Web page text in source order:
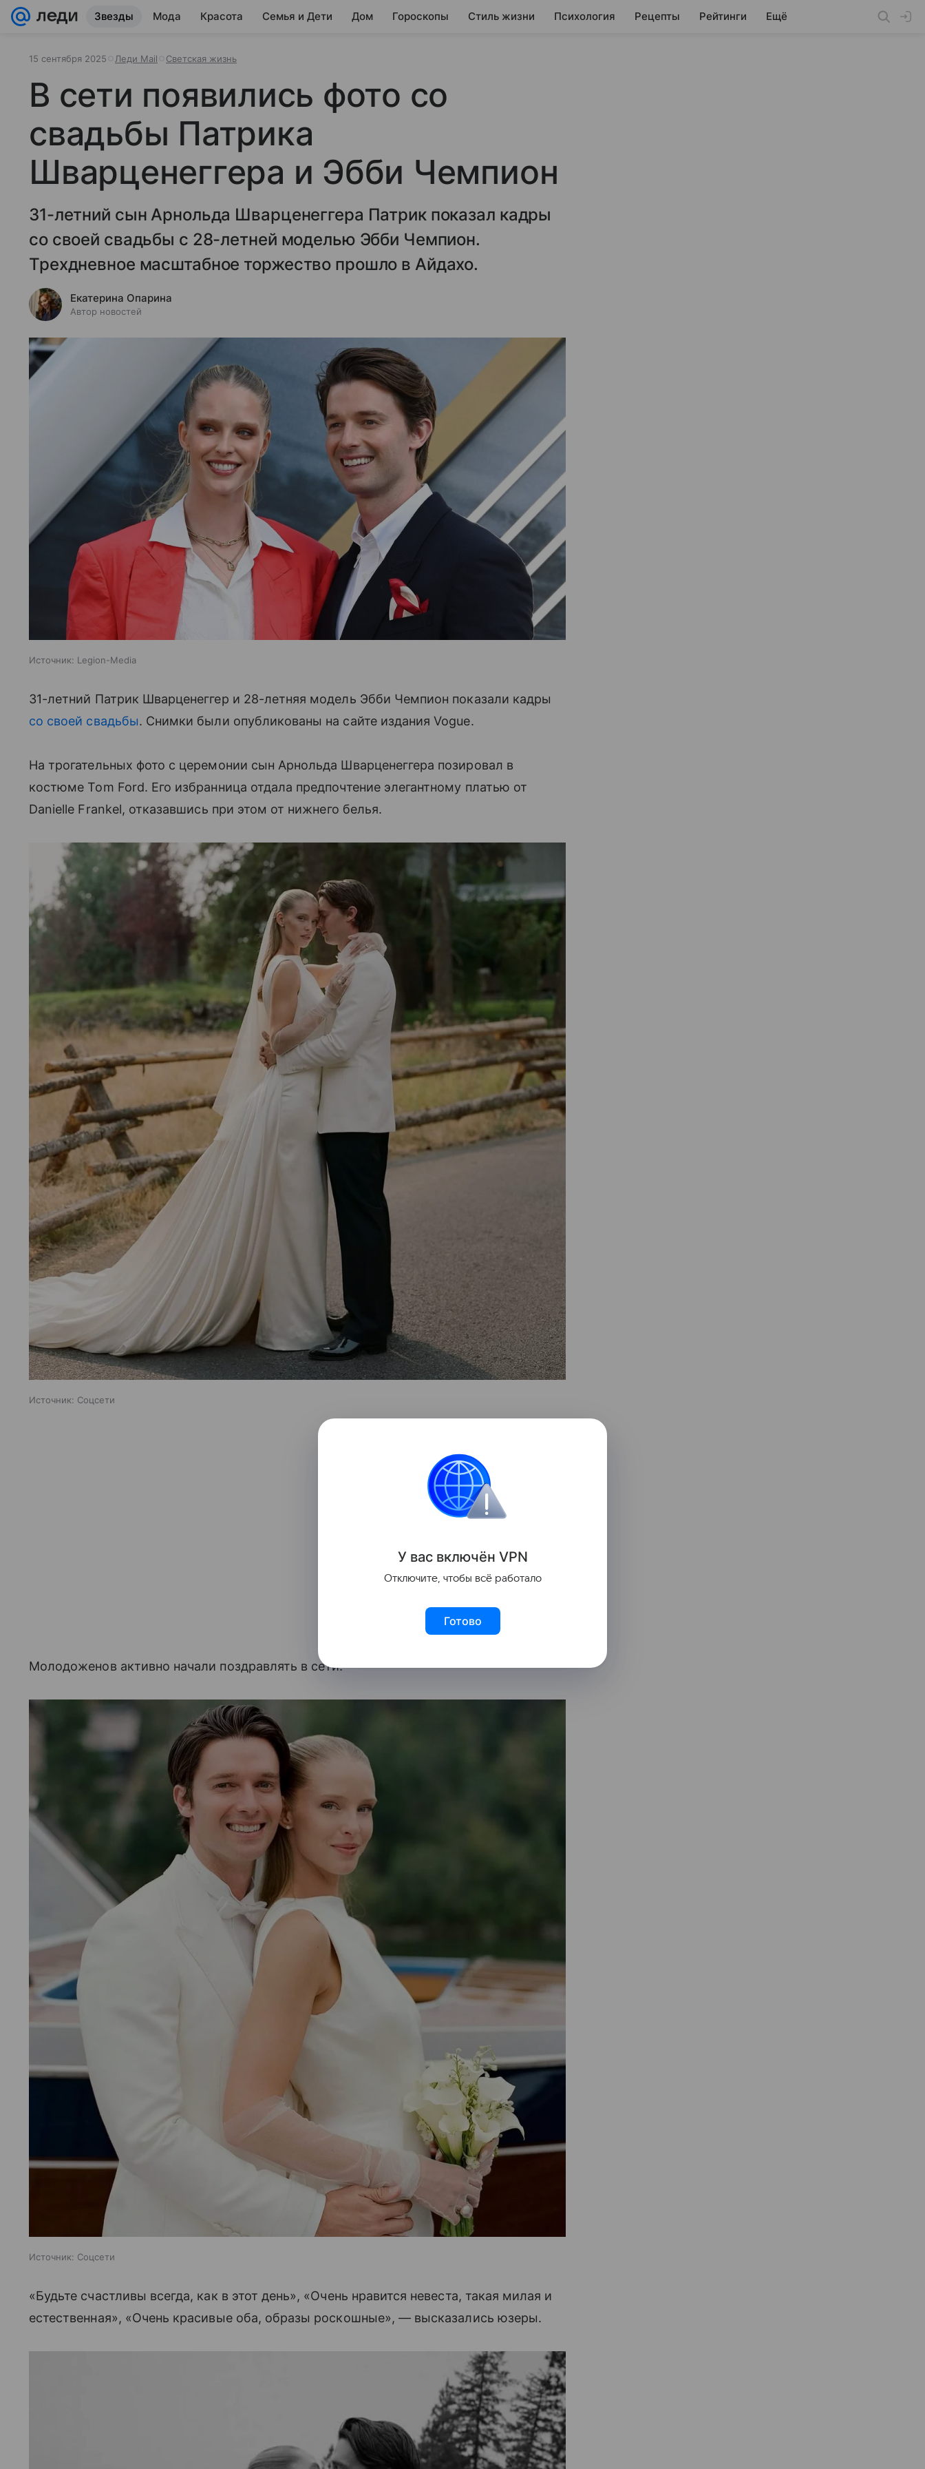
Звезды Мода Красота Семья и Дети Дом Гороскопы Стиль жизни Психология Рецепты Рейтинги Ещё
15 сентября 2025 Леди Mail Светская жизнь
В сети появились фото со
свадьбы Патрика
Шварценеггера и Эбби Чемпион
31-летний сын Арнольда Шварценеггера Патрик показал кадры
со своей свадьбы с 28-летней моделью Эбби Чемпион.
Трехдневное масштабное торжество прошло в Айдахо.
Екатерина Опарина
Автор новостей
Источник: Legion-Media
31-летний Патрик Шварценеггер и 28-летняя модель Эбби Чемпион показали кадры
со своей свадьбы. Снимки были опубликованы на сайте издания Vogue.
На трогательных фото с церемонии сын Арнольда Шварценеггера позировал в
костюме Tom Ford. Его избранница отдала предпочтение элегантному платью от
Danielle Frankel, отказавшись при этом от нижнего белья.
Источник: Соцсети
Молодоженов активно начали поздравлять в сети.
Источник: Соцсети
«Будьте счастливы всегда, как в этот день», «Очень нравится невеста, такая милая и
естественная», «Очень красивые оба, образы роскошные», — высказались юзеры.
У вас включён VPN
Отключите, чтобы всё работало
Готово